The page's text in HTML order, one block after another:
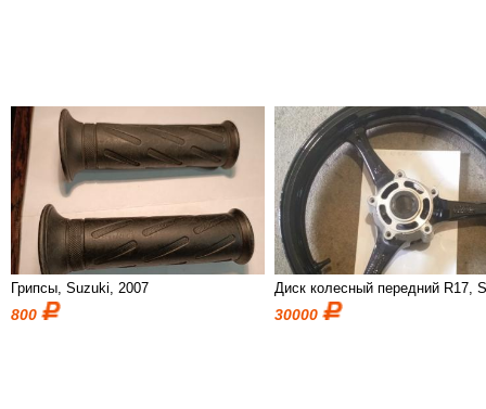
Грипсы, Suzuki, 2007
800
Диск колесный передний R17,
30000